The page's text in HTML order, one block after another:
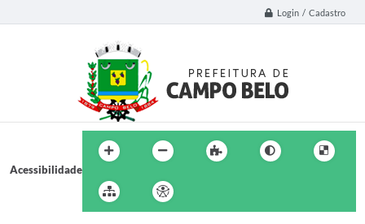
Login / Cadastro
Acessibilidade